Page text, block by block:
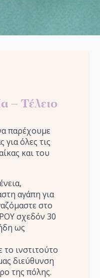
– Τέλειο
παρέχουμε
για όλες τις
και του
αγάπη για
στο
σχεδόν 30
ως
ινστιτούτο
διεύθυνση
της πόλης.